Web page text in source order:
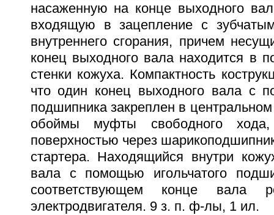
насаженную на конце выходного
входящую в зацепление с
внутреннего сгорания, причем
конец выходного вала находится в
стенки кожуха. Компактность
что один конец выходного вала с
подшипника закреплен в
обоймы муфты свободного
поверхностью через
стартера. Находящийся внутри
вала с помощью игольчатого
соответствующем конце вала
электродвигателя. 9 з. п. ф-лы, 1 ил.